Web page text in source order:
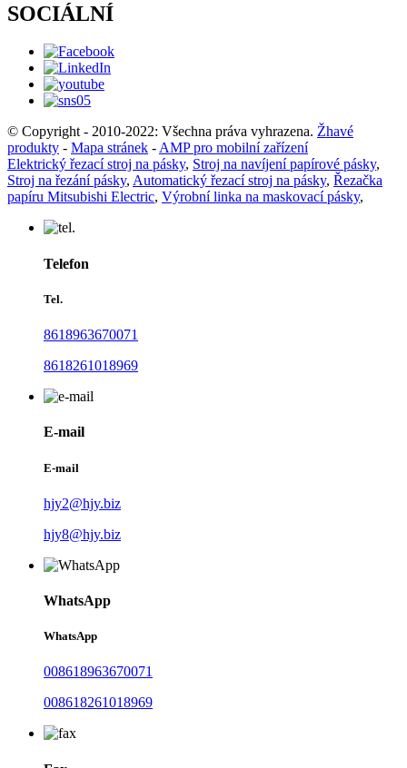
SOCIÁLNÍ
© Copyright - 2010-2022: Všechna práva vyhrazena. Žhavé
produkty - Mapa stránek -AMP pro mobilní zařízení
Elektrický řezací stroj na pásky, Stroj na navíjení papírové pásky,
Stroj na řezání pásky, Automatický řezací stroj na pásky, Řezačka
papíru Mitsubishi Electric, Výrobní linka na maskovací pásky,
Telefon
Tel.
8618963670071
8618261018969
E-mail
E-mail
hjy2@hjy.biz
hjy8@hjy.biz
WhatsApp
WhatsApp
008618963670071
008618261018969